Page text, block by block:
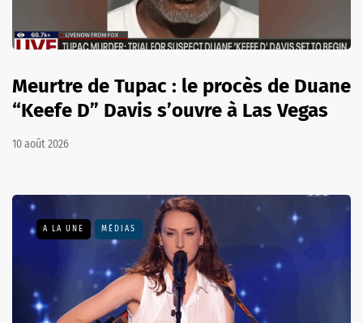
Meurtre de Tupac : le procès de Duane
“Keefe D” Davis s’ouvre à Las Vegas
10 août 2026
A LA UNE MÉDIAS